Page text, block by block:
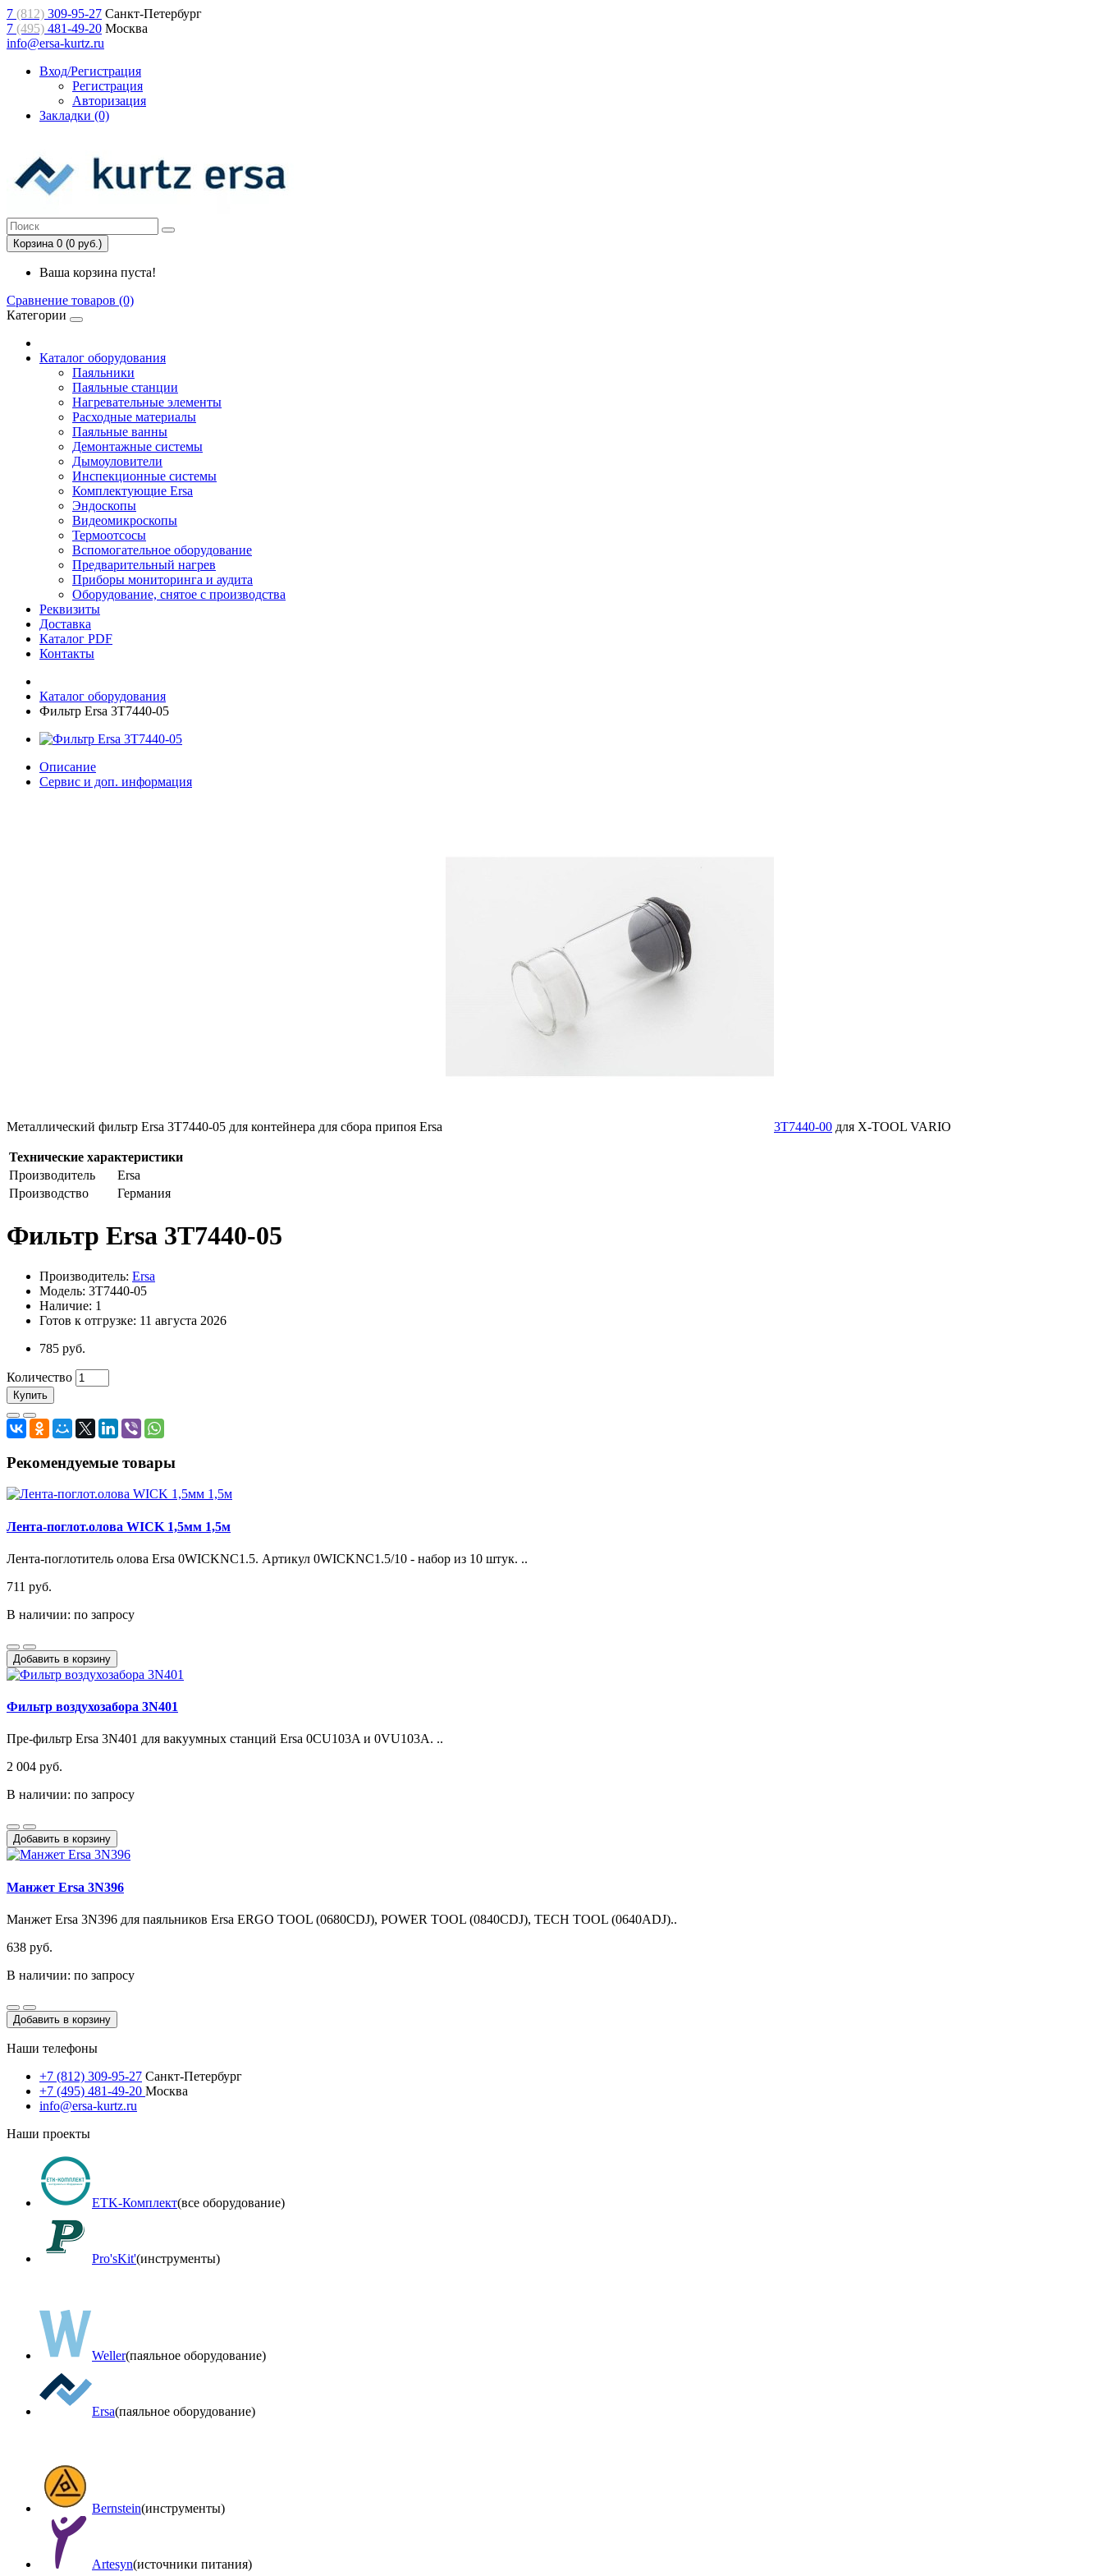
7 (812) 309-95-27 Санкт-Петербург
7 (495) 481-49-20 Москва
info@ersa-kurtz.ru
Вход/Регистрация
Регистрация
Авторизация
Закладки (0)
Корзина 0 (0 руб.)
Ваша корзина пуста!
Сравнение товаров (0)
Категории
Каталог оборудования
Паяльники
Паяльные станции
Нагревательные элементы
Расходные материалы
Паяльные ванны
Демонтажные системы
Дымоуловители
Инспекционные системы
Комплектующие Ersa
Эндоскопы
Видеомикроскопы
Термоотсосы
Вспомогательное оборудование
Предварительный нагрев
Приборы мониторинга и аудита
Оборудование, снятое с производства
Реквизиты
Доставка
Каталог PDF
Контакты
Каталог оборудования
Фильтр Ersa 3T7440-05
Описание
Сервис и доп. информация
Металлический фильтр Ersa 3T7440-05 для контейнера для сбора припоя Ersa 3T7440-00 для X-TOOL VARIO
Технические характеристики
Производитель
Ersa
Производство
Германия
Фильтр Ersa 3T7440-05
Производитель: Ersa
Модель: 3T7440-05
Наличие: 1
Готов к отгрузке: 11 августа 2026
785 руб.
Количество
Купить
Рекомендуемые товары
Лента-поглот.олова WICK 1,5мм 1,5м
Лента-поглотитель олова Ersa 0WICKNC1.5. Артикул 0WICKNC1.5/10 - набор из 10 штук. ..
711 руб.
В наличии: по запросу
Добавить в корзину
Фильтр воздухозабора 3N401
Пре-фильтр Ersa 3N401 для вакуумных станций Ersa 0CU103A и 0VU103A. ..
2 004 руб.
В наличии: по запросу
Добавить в корзину
Манжет Ersa 3N396
Манжет Ersa 3N396 для паяльников Ersa ERGO TOOL (0680CDJ), POWER TOOL (0840CDJ), TECH TOOL (0640ADJ)..
638 руб.
В наличии: по запросу
Добавить в корзину
Наши телефоны
+7 (812) 309-95-27 Санкт-Петербург
+7 (495) 481-49-20 Москва
info@ersa-kurtz.ru
Наши проекты
ETK-Комплект(все оборудование)
Pro'sKit'(инструменты)
Weller(паяльное оборудование)
Ersa(паяльное оборудование)
Bernstein(инструменты)
Artesyn(источники питания)